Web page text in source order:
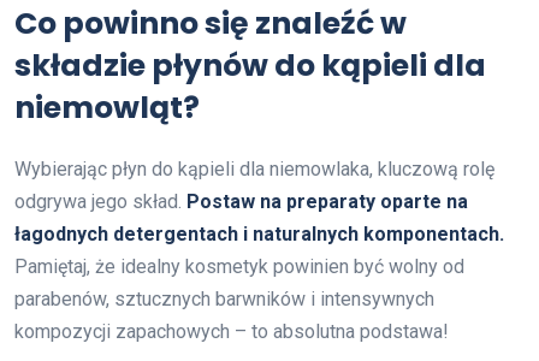
Co powinno się znaleźć w
składzie płynów do kąpieli dla
niemowląt?
Wybierając płyn do kąpieli dla niemowlaka, kluczową rolę
odgrywa jego skład. Postaw na preparaty oparte na
łagodnych detergentach i naturalnych komponentach.
Pamiętaj, że idealny kosmetyk powinien być wolny od
parabenów, sztucznych barwników i intensywnych
kompozycji zapachowych – to absolutna podstawa!